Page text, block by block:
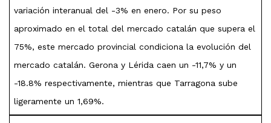
variación interanual del -3% en enero. Por su peso
aproximado en el total del mercado catalán que supera el
75%, este mercado provincial condiciona la evolución del
mercado catalán. Gerona y Lérida caen un -11,7% y un
-18.8% respectivamente, mientras que Tarragona sube
ligeramente un 1,69%.